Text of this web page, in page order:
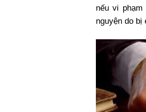
ĐA CHIỀU
Quan điểm
Xi nhan Trái Phải
nếu vi
nguyện do bị